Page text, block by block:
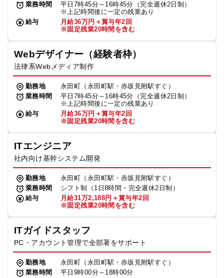
業務時間
平日7時45分～16時45分（完全週休2日制）
※上記時間後に一定の残業あり
給与
月給36万円＋賞与年2回
※固定残業20時間を含む
Webデザイナー（経験者枠）
法律系Webメディア制作
勤務地
永田町（永田町駅・赤坂見附駅すぐ）
業務時間
平日7時45分～16時45分（完全週休2日制）
※上記時間後に一定の残業あり
給与
月給36万円＋賞与年2回
※固定残業20時間を含む
ITエンジニア
社内向け基幹システム開発
勤務地
永田町（永田町駅・赤坂見附駅すぐ）
業務時間
シフト制（1日8時間・完全週休2日制）
給与
月給31万2,188円＋賞与年2回
※固定残業20時間を含む
ITガイドスタッフ
PC・アカウント管理で全部署をサポート
勤務地
永田町（永田町駅・赤坂見附駅すぐ）
業務時間
平日9時00分～18時00分